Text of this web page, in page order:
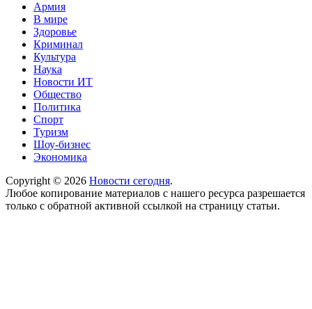
Армия
В мире
Здоровье
Криминал
Культура
Наука
Новости ИТ
Общество
Политика
Спорт
Туризм
Шоу-бизнес
Экономика
Copyright © 2026 Новости сегодня.
Любое копирование материалов с нашего ресурса разрешается
только с обратной активной ссылкой на страницу статьи.